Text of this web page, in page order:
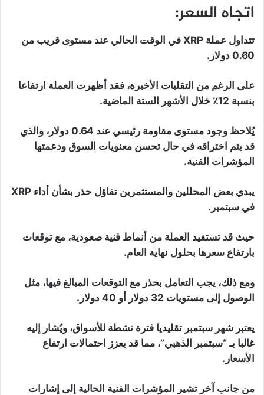
اتجاه السعر:
تتداول عملة XRP في الوقت الحالي عند مستوى قريب من
0.60 دولار.
على الرغم من التقلبات الأخيرة، فقد أظهرت العملة ارتفاعا
بنسبة 12٪ خلال الأشهر الستة الماضية.
يُلاحظ وجود مستوى مقاومة رئيسي عند 0.64 دولار، والذي
قد يتم اختراقه في حال تحسن معنويات السوق ودعمتها
المؤشرات الفنية.
يبدي بعض المحللين والمستثمرين تفاؤل حذر بشأن أداء XRP
في سبتمبر.
حيث قد تستفيد العملة من أنماط فنية صعودية، مع توقعات
بارتفاع سعرها بحلول نهاية العام.
ومع ذلك، يجب التعامل بحذر مع التوقعات المبالغ فيها، مثل
الوصول إلى مستويات 32 دولار أو 40 دولار.
يعتبر شهر سبتمبر تقليديا فترة نشطة للأسواق، ويُشار إليه
غالبا بـ “سبتمبر الذهبي”، مما قد يعزز احتمالات ارتفاع
الأسعار.
من جانب آخر تشير المؤشرات الفنية الحالية إلى إشارات